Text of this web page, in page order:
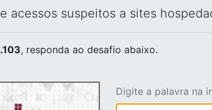
acessos suspeitos a sites
, responda ao desafio abaixo.
Digite a palavra na